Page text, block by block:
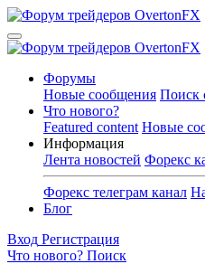
Форумы
Новые сообщения Поиск
Что нового?
Featured content Новые
Информация
Лента новостей Форекс
Форекс телеграм канал
Блог
Вход Регистрация
Что нового? Поиск